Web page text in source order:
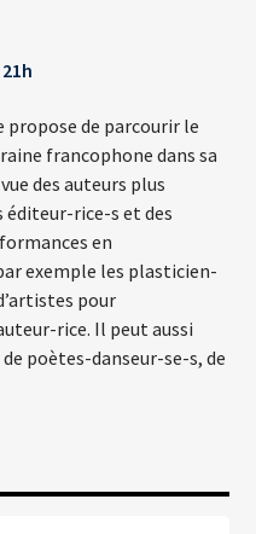
propose de parcourir le
francophone dans sa
des auteurs plus
rice-s et des
en
exemple les plasticien-
pour
rice. Il peut aussi
poètes-danseur-se-s, de